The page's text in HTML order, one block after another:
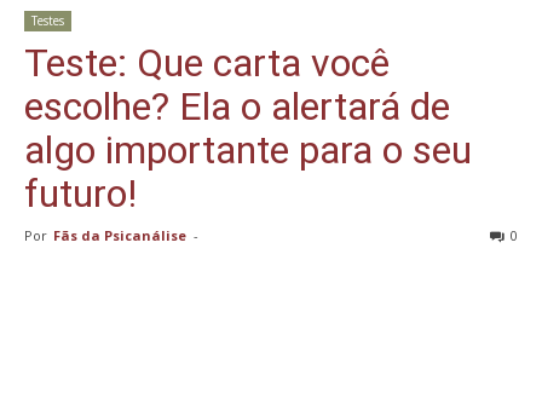
Testes
Teste: Que carta você
escolhe? Ela o alertará de
algo importante para o seu
futuro!
Por Fãs da Psicanálise - 0